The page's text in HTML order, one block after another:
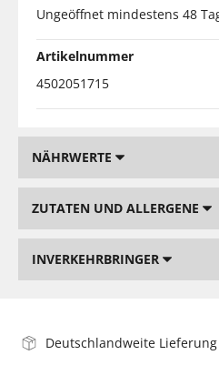
Ungeöffnet mindestens 48
Artikelnummer
4502051715
NÄHRWERTE
ZUTATEN UND ALLERGENE
INVERKEHRBRINGER
Deutschlandweite Lieferung